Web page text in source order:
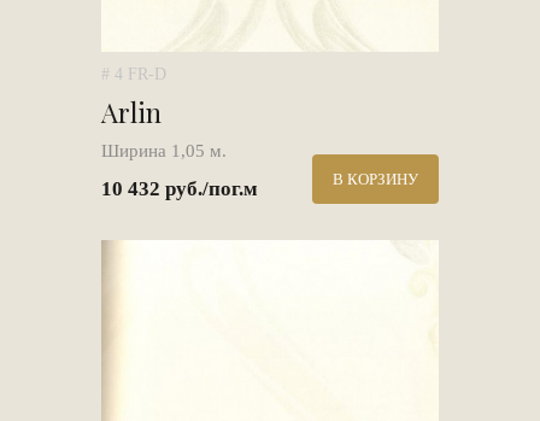
# 4 FR-D
Arlin
Ширина 1,05 м.
10 432 руб./пог.м В КОРЗИНУ